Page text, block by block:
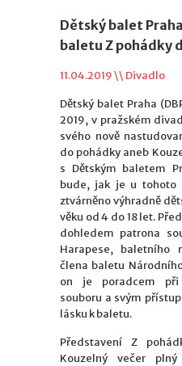
Dětský balet
baletu Z pohádky
11.04.2019 \\ Divadlo
Dětský balet Praha
2019, v pražském
svého nově
do pohádky aneb
s Dětským baletem
bude, jak je u tohoto
ztvárněno výhradně
věku od 4 do 18 let.
dohledem patrona
Harapese, baletního
člena baletu
on je poradcem při
souboru a svým
lásku k baletu.
Představení Z
Kouzelný večer